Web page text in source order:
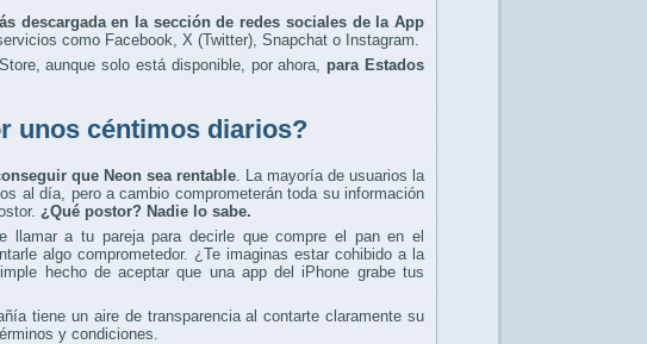
descargada en la sección de redes sociales de la App
como Facebook, X (Twitter), Snapchat o Instagram.
aunque solo está disponible, por ahora, para Estados
unos céntimos diarios?
que Neon sea rentable . La mayoría de usuarios la
al día, pero a cambio comprometerán toda su información
¿Qué postor? Nadie lo sabe.
llamar a tu pareja para decirle que compre el pan en el
algo comprometedor. ¿Te imaginas estar cohibido a la
hecho de aceptar que una app del iPhone grabe tus
tiene un aire de transparencia al contarte claramente su
y condiciones.